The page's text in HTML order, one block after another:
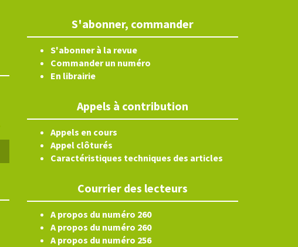
S'abonner, commander
S'abonner à la revue
Commander un numéro
En librairie
Appels à contribution
Appels en cours
Appel clôturés
Caractéristiques techniques des articles
Courrier des lecteurs
A propos du numéro 260
A propos du numéro 260
A propos du numéro 256